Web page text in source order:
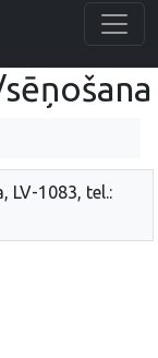
LV-1083, tel.: